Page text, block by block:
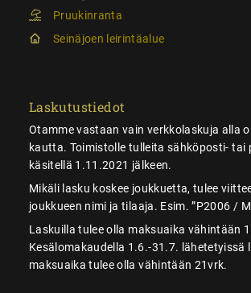
Pruukinranta
Seinäjoen leirintäalue
Laskutustiedot
Otamme vastaan vain verkkolaskuja alla
kautta. Toimistolle tulleita sähköposti- tai
käsitellä 1.11.2021 jälkeen.
Mikäli lasku koskee joukkuetta, tulee
joukkueen nimi ja tilaaja. Esim. ”P2006 /
Laskuilla tulee olla maksuaika vähintään
Kesälomakaudella 1.6.-31.7. lähetetyissä
maksuaika tulee olla vähintään 21vrk.